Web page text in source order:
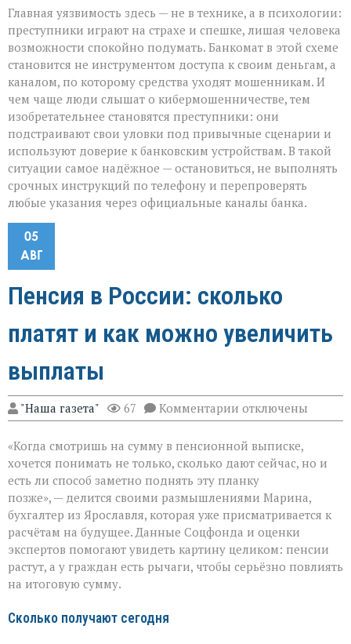
Главная уязвимость здесь — не в технике, а в психологии:
преступники играют на страхе и спешке, лишая человека
возможности спокойно подумать. Банкомат в этой схеме
становится не инструментом доступа к своим деньгам, а
каналом, по которому средства уходят мошенникам. И
чем чаще люди слышат о кибермошенничестве, тем
изобретательнее становятся преступники: они
подстраивают свои уловки под привычные сценарии и
используют доверие к банковским устройствам. В такой
ситуации самое надёжное — остановиться, не выполнять
срочных инструкций по телефону и перепроверять
любые указания через официальные каналы банка.
05
АВГ
Пенсия в России: сколько
платят и как можно увеличить
выплаты
"Наша газета" 67 Комментарии к
записи
в
России:
платят
и
как
можно
увеличить
выплаты
отключены
«Когда смотришь на сумму в пенсионной выписке,
хочется понимать не только, сколько дают сейчас, но и
есть ли способ заметно поднять эту планку
позже», — делится своими размышлениями Марина,
бухгалтер из Ярославля, которая уже присматривается к
расчётам на будущее. Данные Соцфонда и оценки
экспертов помогают увидеть картину целиком: пенсии
растут, а у граждан есть рычаги, чтобы серьёзно повлиять
на итоговую сумму.
Сколько получают сегодня